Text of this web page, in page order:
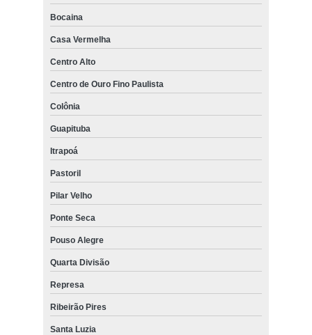
Bocaina
Casa Vermelha
Centro Alto
Centro de Ouro Fino Paulista
Colônia
Guapituba
Itrapoá
Pastoril
Pilar Velho
Ponte Seca
Pouso Alegre
Quarta Divisão
Represa
Ribeirão Pires
Santa Luzia